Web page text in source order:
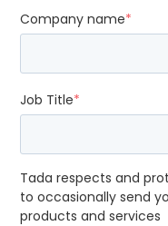
Company name*
Job Title*
Tada respects and
to occasionally send
products and services